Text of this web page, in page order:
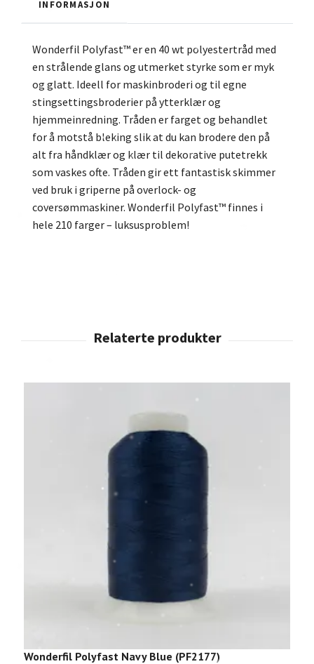
INFORMASJON
Wonderfil Polyfast™ er en 40 wt polyestertråd med
en strålende glans og utmerket styrke som er myk
og glatt. Ideell for maskinbroderi og til egne
stingsettingsbroderier på ytterklær og
hjemmeinredning. Tråden er farget og behandlet
for å motstå bleking slik at du kan brodere den på
alt fra håndklær og klær til dekorative putetrekk
som vaskes ofte. Tråden gir ett fantastisk skimmer
ved bruk i griperne på overlock- og
coversømmaskiner. Wonderfil Polyfast™ finnes i
hele 210 farger – luksusproblem!
Wonderfil Polyfast Navy Blue (PF2177)